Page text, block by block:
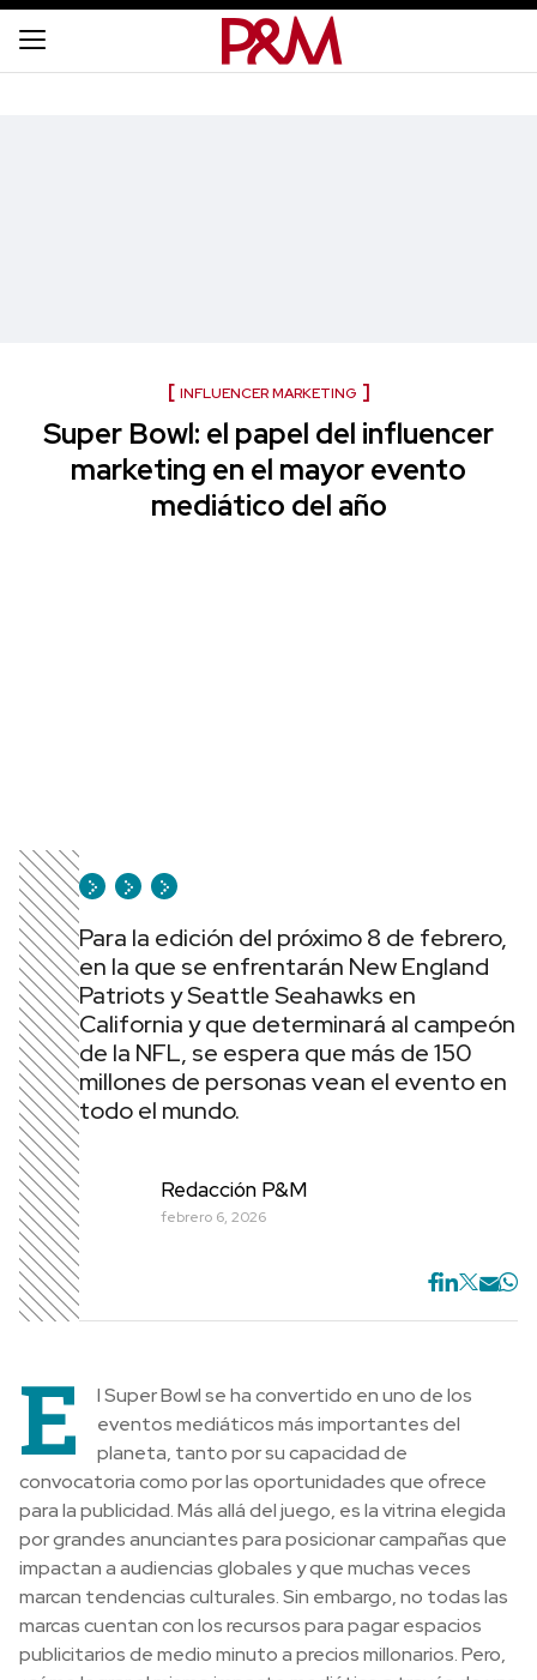
INFLUENCER MARKETING
Super Bowl: el papel del influencer
marketing en el mayor evento
mediático del año
Para la edición del próximo 8 de febrero,
en la que se enfrentarán New England
Patriots y Seattle Seahawks en
California y que determinará al campeón
de la NFL, se espera que más de 150
millones de personas vean el evento en
todo el mundo.
Redacción P&M
febrero 6, 2026
E
l Super Bowl se ha convertido en uno de los
eventos mediáticos más importantes del
planeta, tanto por su capacidad de
convocatoria como por las oportunidades que ofrece
para la publicidad. Más allá del juego, es la vitrina elegida
por grandes anunciantes para posicionar campañas que
impactan a audiencias globales y que muchas veces
marcan tendencias culturales. Sin embargo, no todas las
marcas cuentan con los recursos para pagar espacios
publicitarios de medio minuto a precios millonarios. Pero,